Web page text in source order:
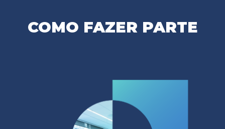
COMO FAZER PARTE